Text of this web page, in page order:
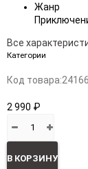
Жанр
Все
Категории
Код товара:24166
2 990 ₽
В КОРЗИНУ